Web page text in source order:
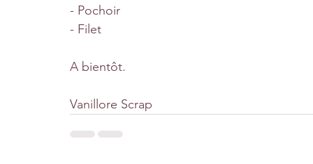
- Pochoir
- Filet
A bientôt.
Vanillore Scrap